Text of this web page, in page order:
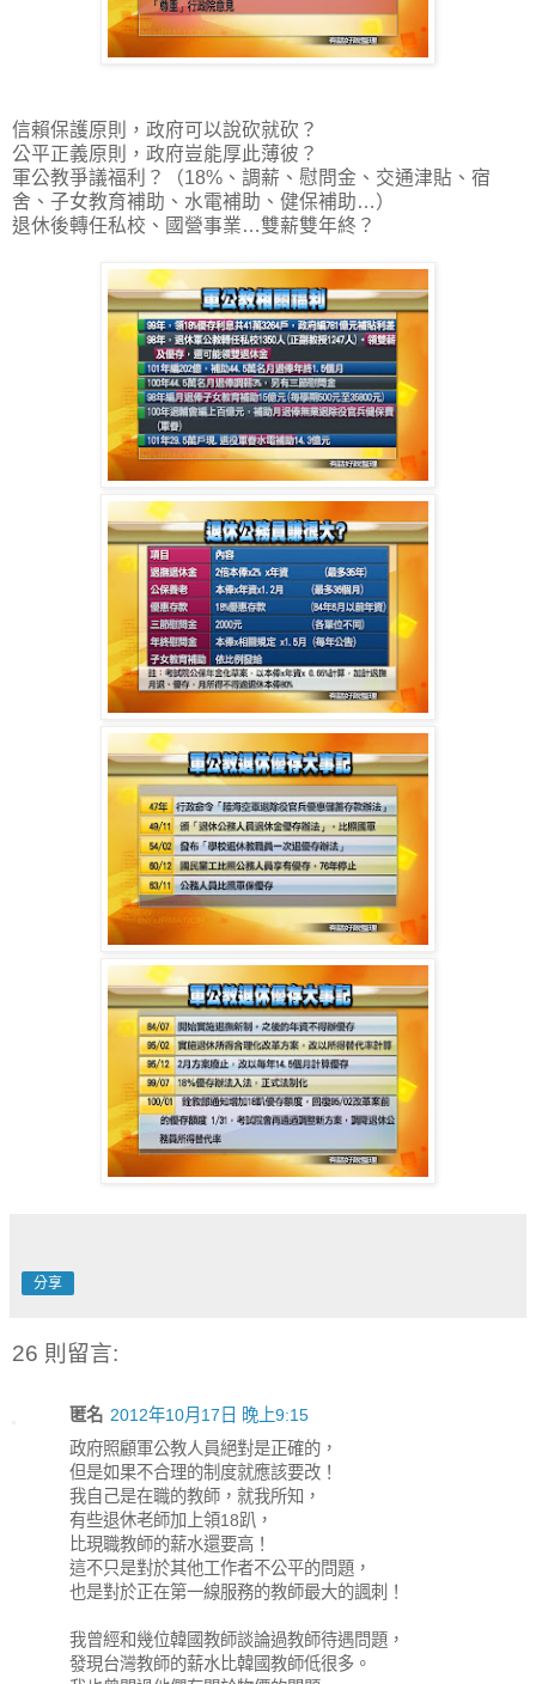
信賴保護原則，政府可以說砍就砍？
公平正義原則，政府豈能厚此薄彼？
軍公教爭議福利？（18%、調薪、慰問金、交通津貼、宿
舍、子女教育補助、水電補助、健保補助…）
退休後轉任私校、國營事業…雙薪雙年終？
分享
26 則留言:
匿名 2012年10月17日 晚上9:15
政府照顧軍公教人員絕對是正確的，
但是如果不合理的制度就應該要改！
我自己是在職的教師，就我所知，
有些退休老師加上領18趴，
比現職教師的薪水還要高！
這不只是對於其他工作者不公平的問題，
也是對於正在第一線服務的教師最大的諷刺！
我曾經和幾位韓國教師談論過教師待遇問題，
發現台灣教師的薪水比韓國教師低很多。